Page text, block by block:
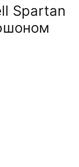
Spartan